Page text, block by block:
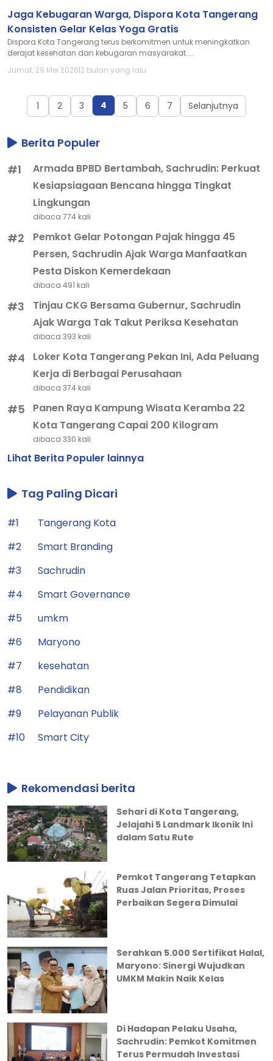
Jaga Kebugaran Warga, Dispora Kota Tangerang
Konsisten Gelar Kelas Yoga Gratis
Dispora Kota Tangerang terus berkomitmen untuk meningkatkan
derajat kesehatan dan kebugaran masyarakat....
Jumat, 29 Mei 2026|2 bulan yang lalu
1 2 3 4 5 6 7 Selanjutnya
Berita Populer
#1
Armada BPBD Bertambah, Sachrudin: Perkuat
Kesiapsiagaan Bencana hingga Tingkat
Lingkungan
dibaca 774 kali
#2
Pemkot Gelar Potongan Pajak hingga 45
Persen, Sachrudin Ajak Warga Manfaatkan
Pesta Diskon Kemerdekaan
dibaca 491 kali
#3
Tinjau CKG Bersama Gubernur, Sachrudin
Ajak Warga Tak Takut Periksa Kesehatan
dibaca 393 kali
#4
Loker Kota Tangerang Pekan Ini, Ada Peluang
Kerja di Berbagai Perusahaan
dibaca 374 kali
#5
Panen Raya Kampung Wisata Keramba 22
Kota Tangerang Capai 200 Kilogram
dibaca 330 kali
Lihat Berita Populer lainnya
Tag Paling Dicari
#1
Tangerang Kota
#2
Smart Branding
#3
Sachrudin
#4
Smart Governance
#5
umkm
#6
Maryono
#7
kesehatan
#8
Pendidikan
#9
Pelayanan Publik
#10
Smart City
Rekomendasi berita
Sehari di Kota Tangerang,
Jelajahi 5 Landmark Ikonik Ini
dalam Satu Rute
Pemkot Tangerang Tetapkan
Ruas Jalan Prioritas, Proses
Perbaikan Segera Dimulai
Serahkan 5.000 Sertifikat Halal,
Maryono: Sinergi Wujudkan
UMKM Makin Naik Kelas
Di Hadapan Pelaku Usaha,
Sachrudin: Pemkot Komitmen
Terus Permudah Investasi